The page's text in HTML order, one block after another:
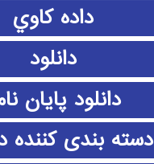
داده كاوي
دانلود
دانلود پايان
دسته بندی کننده